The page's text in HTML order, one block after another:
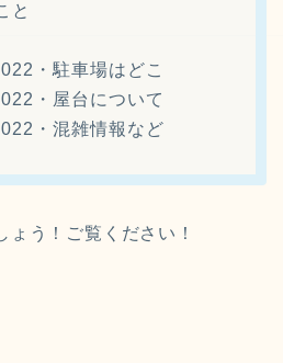
と
・駐車場はどこ
・屋台について
・混雑情報など
う！ご覧ください！